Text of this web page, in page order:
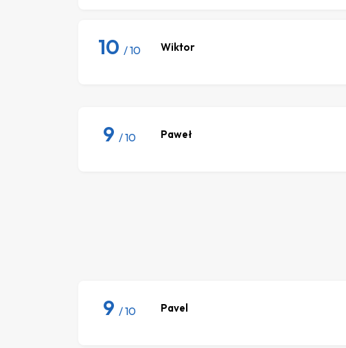
10 / 10 Wiktor
9 / 10 Paweł
9 / 10 Pavel